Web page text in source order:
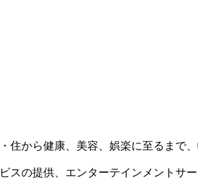
から健康、美容、娯楽に至るまで
の提供、エンターテインメントサ